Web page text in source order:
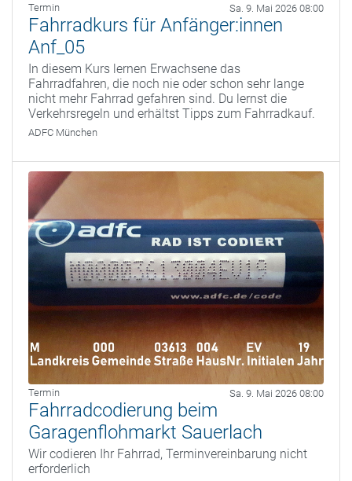
Termin Sa. 9. Mai 2026 08:00
Fahrradkurs für Anfänger:innen
Anf_05
In diesem Kurs lernen Erwachsene das
Fahrradfahren, die noch nie oder schon sehr lange
nicht mehr Fahrrad gefahren sind. Du lernst die
Verkehrsregeln und erhältst Tipps zum Fahrradkauf.
ADFC München
Termin Sa. 9. Mai 2026 08:00
Fahrradcodierung beim
Garagenflohmarkt Sauerlach
Wir codieren Ihr Fahrrad, Terminvereinbarung nicht
erforderlich